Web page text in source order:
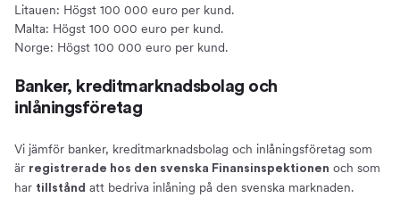
Litauen: Högst 100 000 euro per kund.
Malta: Högst 100 000 euro per kund.
Norge: Högst 100 000 euro per kund.
Banker, kreditmarknadsbolag och
inlåningsföretag
Vi jämför banker, kreditmarknadsbolag och inlåningsföretag som
är registrerade hos den svenska Finansinspektionen och som
har tillstånd att bedriva inlåning på den svenska marknaden.